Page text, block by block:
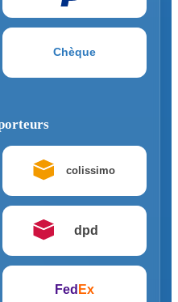
Chèque
colissimo
dpd
Fed Ex